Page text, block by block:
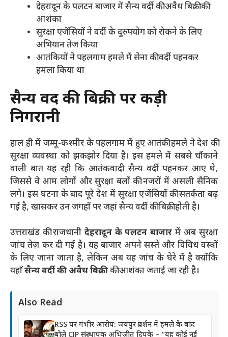
देहरादून के पलटन बाजार में सैन्य वर्दी की अवैध बिक्री की
आशंका
सुरक्षा एजेंसियों ने वर्दी के दुरुपयोग को रोकने के लिए
अभियान तेज किया
आतंकियों ने पहलगाम हमले में सेना की वर्दी पहनकर
हमला किया था
सैन्य वर्दी की बिक्री पर कड़ी
निगरानी
हाल ही में जम्मू-कश्मीर के पहलगाम में हुए आतंकी हमले ने देश की
सुरक्षा व्यवस्था को झकझोर दिया है। इस हमले में सबसे चौंकाने
वाली बात यह रही कि आतंकवादी सैन्य वर्दी पहनकर आए थे,
जिससे वे आम लोगों और सुरक्षा बलों की नजरों में असली सैनिक
लगे। इस घटना के बाद पूरे देश में सुरक्षा एजेंसियों की सतर्कता बढ़
गई है, खासकर उन जगहों पर जहां सैन्य वर्दी की बिक्री होती है।
उत्तराखंड की राजधानी देहरादून के पलटन बाजार में अब सुरक्षा
जांच तेज़ कर दी गई है। यह बाजार अपने सस्ते और विविध वस्त्रों
के लिए जाना जाता है, लेकिन अब यह जांच के घेरे में है क्योंकि
यहाँसैन्य वर्दी की अवैध बिक्रीकी आशंका जताई जा रही है।
Also Read
RSS पर गंभीर आरोप: जयपुर प्रदर्शन में हमले के बाद
बोले CJP संस्थापक अभिजीत दिपके – “यह कोई नई